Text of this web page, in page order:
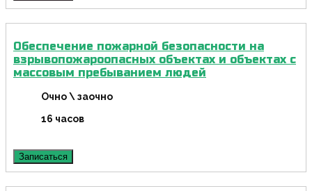
Обеспечение пожарной безопасности на
взрывопожароопасных объектах и объектах с
массовым пребыванием людей
Очно \ заочно
16 часов
Записаться